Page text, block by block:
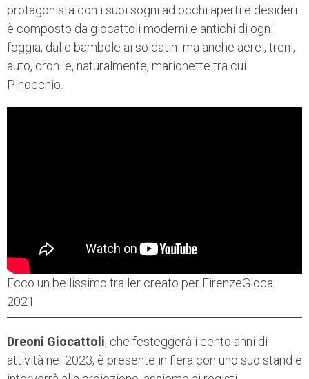
protagonista con i suoi sogni ad occhi aperti e desideri
è composto da giocattoli moderni e antichi di ogni
foggia, dalle bambole ai soldatini ma anche aerei, treni,
auto, droni e, naturalmente, marionette tra cui
Pinocchio.
Ecco un bellissimo trailer creato per FirenzeGioca
2021
Dreoni Giocattoli, che festeggerà i cento anni di
attività nel 2023, è presente in fiera con uno suo stand e